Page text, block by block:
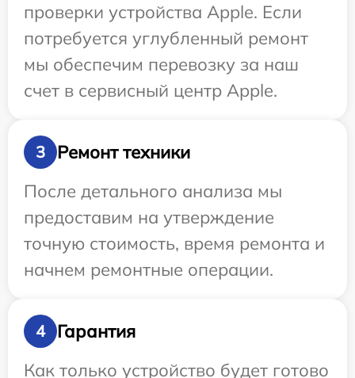
проверки устройства Apple. Если
потребуется углубленный ремонт
мы обеспечим перевозку за наш
счет в сервисный центр Apple.
3
Ремонт техники
После детального анализа мы
предоставим на утверждение
точную стоимость, время ремонта и
начнем ремонтные операции.
4
Гарантия
Как только устройство будет готово